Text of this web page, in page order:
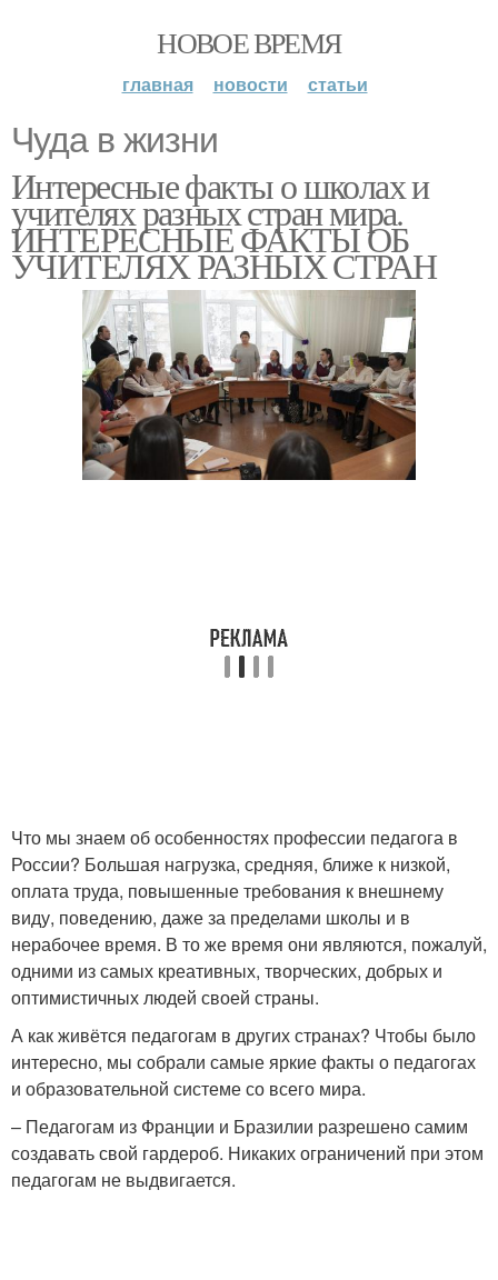
НОВОЕ ВРЕМЯ
главная новости статьи
Чуда в жизни
Интересные факты о школах и
учителях разных стран мира.
ИНТЕРЕСНЫЕ ФАКТЫ ОБ
УЧИТЕЛЯХ РАЗНЫХ СТРАН
Что мы знаем об особенностях профессии педагога в
России? Большая нагрузка, средняя, ближе к низкой,
оплата труда, повышенные требования к внешнему
виду, поведению, даже за пределами школы и в
нерабочее время. В то же время они являются, пожалуй,
одними из самых креативных, творческих, добрых и
оптимистичных людей своей страны.
А как живётся педагогам в других странах? Чтобы было
интересно, мы собрали самые яркие факты о педагогах
и образовательной системе со всего мира.
– Педагогам из Франции и Бразилии разрешено самим
создавать свой гардероб. Никаких ограничений при этом
педагогам не выдвигается.